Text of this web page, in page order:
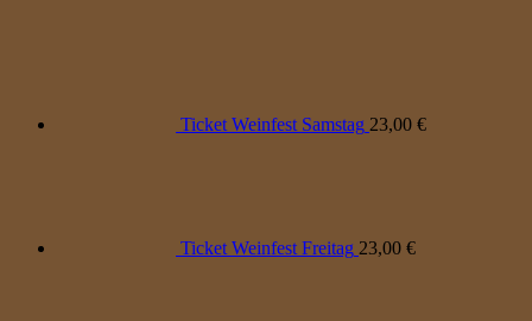
Ticket Weinfest Samstag 23,00 €
Ticket Weinfest Freitag 23,00 €